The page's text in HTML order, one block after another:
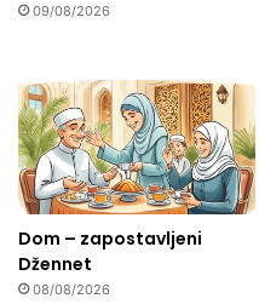
09/08/2026
Dom – zapostavljeni
Džennet
08/08/2026